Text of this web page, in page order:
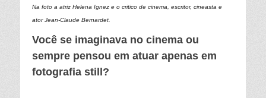
Na foto a atriz Helena Ignez e o critico de cinema, escritor, cineasta e
ator Jean-Claude Bernardet.
Você se imaginava no cinema ou
sempre pensou em atuar apenas em
fotografia still?